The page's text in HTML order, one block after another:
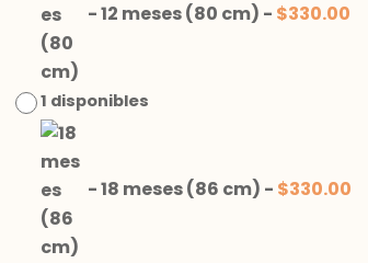
-12 meses (80 cm) - $330.00
1 disponibles
-18 meses (86 cm) - $330.00